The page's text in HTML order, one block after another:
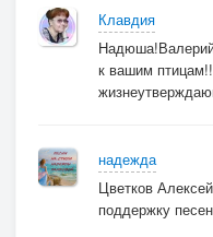
Клавдия
к вашим
надежда
Цветков
поддержку